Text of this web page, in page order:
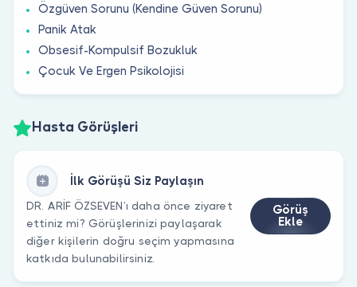
Özgüven Sorunu (Kendine Güven Sorunu)
Panik Atak
Obsesif-Kompulsif Bozukluk
Çocuk Ve Ergen Psikolojisi
Hasta Görüşleri
İlk Görüşü Siz Paylaşın
DR. ARİF ÖZSEVEN’ı daha önce ziyaret
ettiniz mi? Görüşlerinizi paylaşarak
diğer kişilerin doğru seçim yapmasına
katkıda bulunabilirsiniz.
Görüş
Ekle